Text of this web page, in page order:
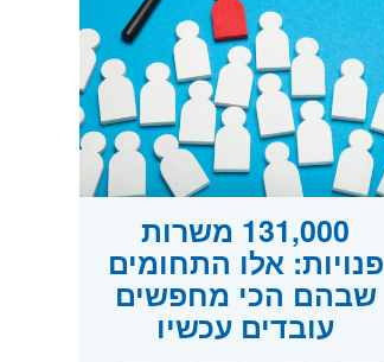
131,000 משרות
פנויות: אלו התחומים
שבהם הכי מחפשים
עובדים עכשיו